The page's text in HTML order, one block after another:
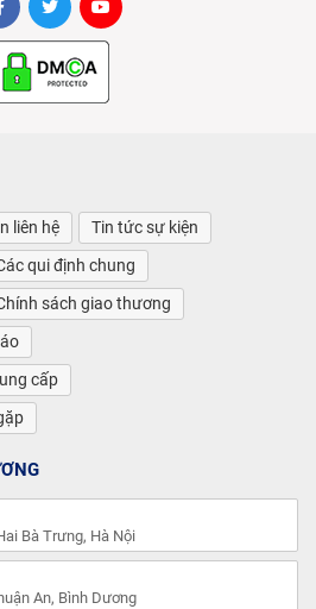
liên hệ
Tin tức sự kiện
qui định chung
sách giao thương
cấp
Bà Trưng, Hà Nội
An, Bình Dương